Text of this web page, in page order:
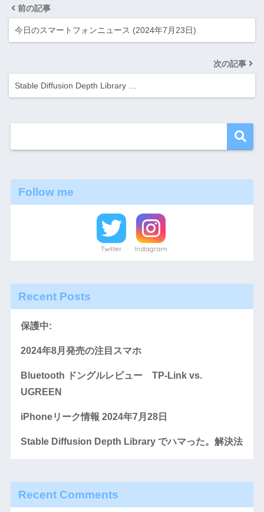
前の記事
今日のスマートフォンニュース (2024年7月23日)
次の記事
Stable Diffusion Depth Library …
Follow me
Twitter Instagram
Recent Posts
保護中:
2024年8月発売の注目スマホ
Bluetooth ドングルレビュー TP-Link vs.
UGREEN
iPhoneリーク情報 2024年7月28日
Stable Diffusion Depth Library でハマった。解決法
Recent Comments